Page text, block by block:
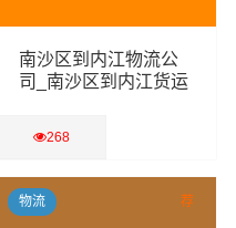
南沙区到内江物流公
司_南沙区到内江货运
268
查看详细
物流 荐